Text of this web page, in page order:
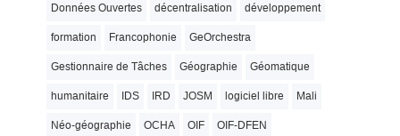
Données Ouvertes décentralisation développement
formation Francophonie GeOrchestra
Gestionnaire de Tâches Géographie Géomatique
humanitaire IDS IRD JOSM logiciel libre Mali
Néo-géographie OCHA OIF OIF-DFEN